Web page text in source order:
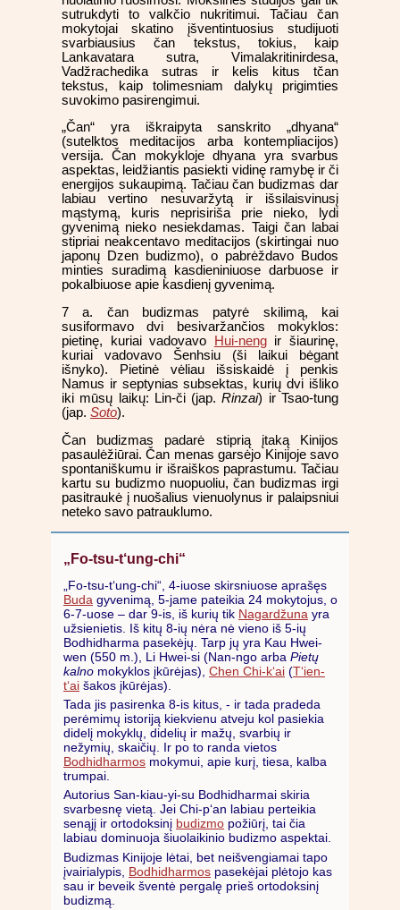
sutrukdyti to valkčio nukritimui. Tačiau čan
mokytojai skatino įšventintuosius studijuoti
svarbiausius čan tekstus, tokius, kaip
Lankavatara sutra, Vimalakritinirdesa,
Vadžrachedika sutras ir kelis kitus tčan
tekstus, kaip tolimesniam dalykų prigimties
suvokimo pasirengimui.
„Čan“ yra iškraipyta sanskrito „dhyana“
(sutelktos meditacijos arba kontempliacijos)
versija. Čan mokykloje dhyana yra svarbus
aspektas, leidžiantis pasiekti vidinę ramybę ir či
energijos sukaupimą. Tačiau čan budizmas dar
labiau vertino nesuvaržytą ir išsilaisvinusį
mąstymą, kuris neprisiriša prie nieko, lydi
gyvenimą nieko nesiekdamas. Taigi čan labai
stipriai neakcentavo meditacijos (skirtingai nuo
japonų Dzen budizmo), o pabrėždavo Budos
minties suradimą kasdieniniuose darbuose ir
pokalbiuose apie kasdienį gyvenimą.
7 a. čan budizmas patyrė skilimą, kai
susiformavo dvi besivaržančios mokyklos:
pietinę, kuriai vadovavo
Hui-nengir šiaurinę,
kuriai vadovavo Šenhsiu (ši laikui bėgant
išnyko). Pietinė vėliau išsiskaidė į penkis
Namus ir septynias subsektas, kurių dvi išliko
iki mūsų laikų: Lin-či (jap.Rinzai) ir Tsao-tung
(jap. Soto).
Čan budizmas padarė stiprią įtaką Kinijos
pasaulėžiūrai. Čan menas garsėjo Kinijoje savo
spontaniškumu ir išraiškos paprastumu. Tačiau
kartu su budizmo nuopuoliu, čan budizmas irgi
pasitraukė į nuošalius vienuolynus ir palaipsniui
neteko savo patrauklumo.
„Fo-tsu-t‘ung-chi“
„Fo-tsu-t‘ung-chi“, 4-iuose skirsniuose aprašęs
Buda gyvenimą, 5-jame pateikia 24 mokytojus, o
6-7-uose – dar 9-is, iš kurių tik Nagardžuna yra
užsienietis. Iš kitų 8-ių nėra nė vieno iš 5-ių
Bodhidharma pasekėjų. Tarp jų yra Kau Hwei-
wen (550 m.), Li Hwei-si (Nan-ngo arba Pietų
kalno mokyklos įkūrėjas), Chen Chi-k‘ai (T‘ien-
t‘ai šakos įkūrėjas).
Tada jis pasirenka 8-is kitus, - ir tada pradeda
perėmimų istoriją kiekvienu atveju kol pasiekia
didelį mokyklų, didelių ir mažų, svarbių ir
nežymių, skaičių. Ir po to randa vietos
Bodhidharmos mokymui, apie kurį, tiesa, kalba
trumpai.
Autorius San-kiau-yi-su Bodhidharmai skiria
svarbesnę vietą. Jei Chi-p‘an labiau perteikia
senąjį ir ortodoksinį budizmo požiūrį, tai čia
labiau dominuoja šiuolaikinio budizmo aspektai.
Budizmas Kinijoje lėtai, bet neišvengiamai tapo
įvairialypis, Bodhidharmos pasekėjai plėtojo kas
sau ir beveik šventė pergalę prieš ortodoksinį
budizmą.